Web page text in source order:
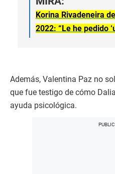
Korina Rivadeneira
2022: “Le he pedido
Además, Valentina Paz no
que fue testigo de cómo
ayuda psicológica.